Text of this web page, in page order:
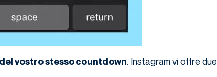
vostro stesso countdown. Instagram vi offre due